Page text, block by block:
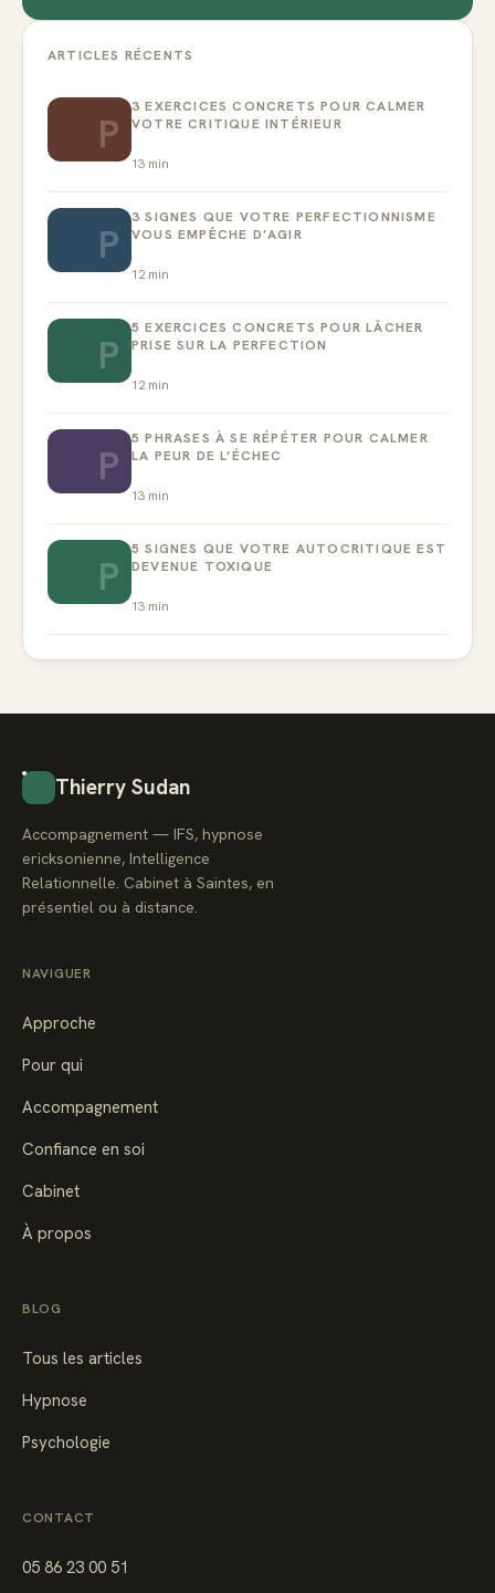
ARTICLES RÉCENTS
P
3 EXERCICES CONCRETS POUR CALMER
VOTRE CRITIQUE INTÉRIEUR
13 min
P
3 SIGNES QUE VOTRE PERFECTIONNISME
VOUS EMPÊCHE D’AGIR
12 min
P
5 EXERCICES CONCRETS POUR LÂCHER
PRISE SUR LA PERFECTION
12 min
P
5 PHRASES À SE RÉPÉTER POUR CALMER
LA PEUR DE L’ÉCHEC
13 min
P
5 SIGNES QUE VOTRE AUTOCRITIQUE EST
DEVENUE TOXIQUE
13 min
Thierry Sudan
Accompagnement — IFS, hypnose
ericksonienne, Intelligence
Relationnelle. Cabinet à Saintes, en
présentiel ou à distance.
NAVIGUER
Approche
Pour qui
Accompagnement
Confiance en soi
Cabinet
À propos
BLOG
Tous les articles
Hypnose
Psychologie
CONTACT
05 86 23 00 51